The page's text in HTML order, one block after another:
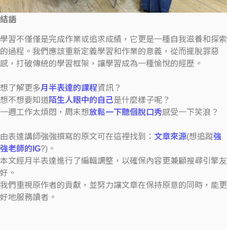
結語
學習不僅僅是完成作業或追求成績，它更是一種自我滋養和探索
的過程。我們應該重新定義學習和作業的意義，從而擺脫罪惡
感，打破傳統的學習框架，讓學習成為一種愉悅的經歷。
想了解更多月半表達的課程資訊？
想不想要知道陌生人眼中的自己是什麼樣子呢？
一週工作太煩悶，周末想放鬆一下聽個脫口秀感受一下笑浪？
由表達講師強強撰寫的原文可在這裡找到： 文章來源(想追蹤強
強老師的IG?)。
本文經月半表達進行了編輯調整，以確保內容更兼顧搜尋引擎友
好。
我們重視原作者的貢獻，並努力讓文章在保持原意的同時，能更
好地服務讀者。